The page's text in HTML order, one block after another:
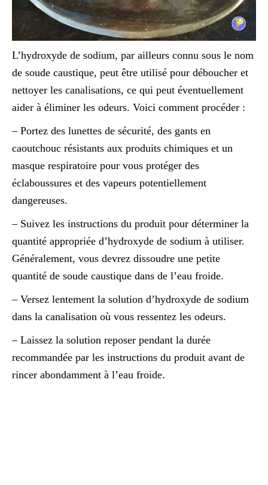
L’hydroxyde de sodium, par ailleurs connu sous le nom
de soude caustique, peut être utilisé pour déboucher et
nettoyer les canalisations, ce qui peut éventuellement
aider à éliminer les odeurs. Voici comment procéder :
– Portez des lunettes de sécurité, des gants en
caoutchouc résistants aux produits chimiques et un
masque respiratoire pour vous protéger des
éclaboussures et des vapeurs potentiellement
dangereuses.
– Suivez les instructions du produit pour déterminer la
quantité appropriée d’hydroxyde de sodium à utiliser.
Généralement, vous devrez dissoudre une petite
quantité de soude caustique dans de l’eau froide.
– Versez lentement la solution d’hydroxyde de sodium
dans la canalisation où vous ressentez les odeurs.
– Laissez la solution reposer pendant la durée
recommandée par les instructions du produit avant de
rincer abondamment à l’eau froide.